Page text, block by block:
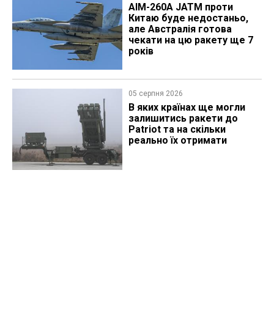
AIM-260A JATM проти
Китаю буде недостаньо,
але Австралія готова
чекати на цю ракету ще 7
років
05 серпня 2026
В яких країнах ще могли
залишитись ракети до
Patriot та на скільки
реально їх отримати